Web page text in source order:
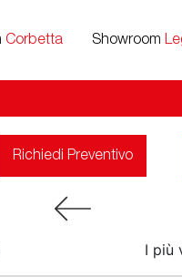
Corbetta Showroom
Richiedi Preventivo
I più